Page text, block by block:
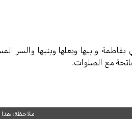
بفاطمة وابيها وبعلها وبنيها والسر
مع الصلوات.
ملاحظة: هذا